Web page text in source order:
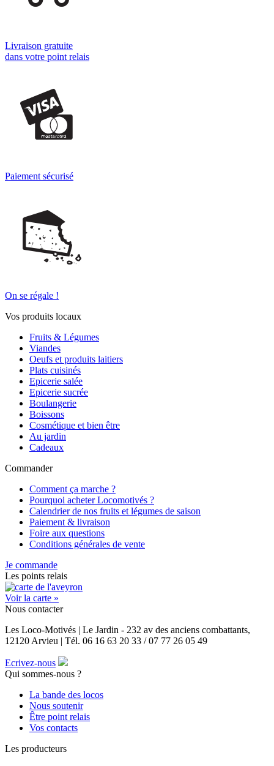
Livraison gratuite
dans votre point relais
Paiement sécurisé
On se régale !
Vos produits locaux
Fruits & Légumes
Viandes
Oeufs et produits laitiers
Plats cuisinés
Epicerie salée
Epicerie sucrée
Boulangerie
Boissons
Cosmétique et bien être
Au jardin
Cadeaux
Commander
Comment ça marche ?
Pourquoi acheter Locomotivés ?
Calendrier de nos fruits et légumes de saison
Paiement & livraison
Foire aux questions
Conditions générales de vente
Je commande
Les points relais
Voir la carte »
Nous contacter
Les Loco-Motivés | Le Jardin - 232 av des anciens combattants,
12120 Arvieu | Tél. 06 16 63 20 33 / 07 77 26 05 49
Ecrivez-nous
Qui sommes-nous ?
La bande des locos
Nous soutenir
Être point relais
Vos contacts
Les producteurs